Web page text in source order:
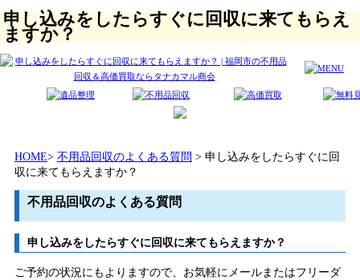
申し込みをしたらすぐに回収に来てもらえ
ますか？
HOME> 不用品回収のよくある質問 > 申し込みをしたらすぐに回
収に来てもらえますか？
不用品回収のよくある質問
申し込みをしたらすぐに回収に来てもらえますか？
ご予約の状況にもよりますので、お気軽にメールまたはフリーダ